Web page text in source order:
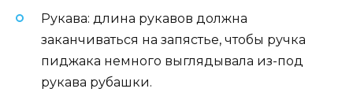
Рукава: длина рукавов должна
заканчиваться на запястье, чтобы ручка
пиджака немного выглядывала из-под
рукава рубашки.